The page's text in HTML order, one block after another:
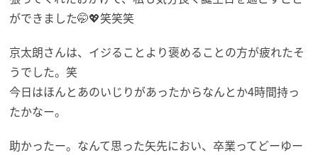
ができました🤭💖笑笑笑
京太朗さんは、イジることより褒めることの方が疲れたそ
うでした。笑
今日はほんとあのいじりがあったからなんとか4時間持っ
たかなー。
助かったー。なんて思った矢先におい、卒業ってどーゆー